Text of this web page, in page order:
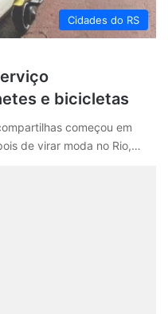
Cidades do RS
e bicicletas
começou em
de virar moda no Rio,…